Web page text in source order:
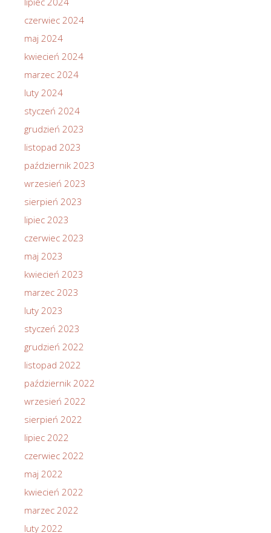
czerwiec 2024
maj 2024
kwiecień 2024
marzec 2024
luty 2024
styczeń 2024
grudzień 2023
listopad 2023
październik 2023
wrzesień 2023
sierpień 2023
lipiec 2023
czerwiec 2023
maj 2023
kwiecień 2023
marzec 2023
luty 2023
styczeń 2023
grudzień 2022
listopad 2022
październik 2022
wrzesień 2022
sierpień 2022
lipiec 2022
czerwiec 2022
maj 2022
kwiecień 2022
marzec 2022
luty 2022